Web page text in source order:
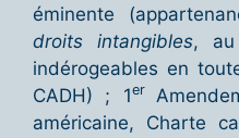
éminente
droits intangibles, au
indérogeables en
CADH) ; 1er
américaine, Charte